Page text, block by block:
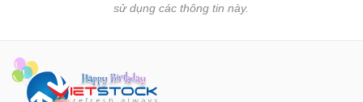
sử dụng các thông tin này.